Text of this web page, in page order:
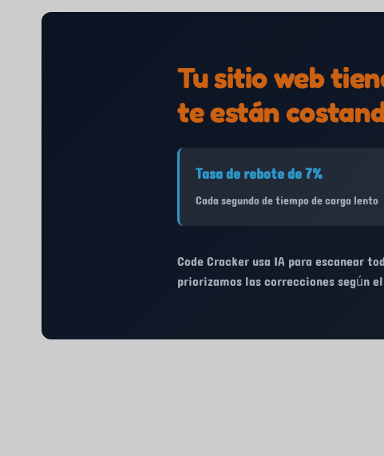
Tu sitio web
te están
Tasa de rebote de 7%
Cada segundo de tiempo de carga lento
Code Cracker usa IA para escanear
priorizamos las correcciones según